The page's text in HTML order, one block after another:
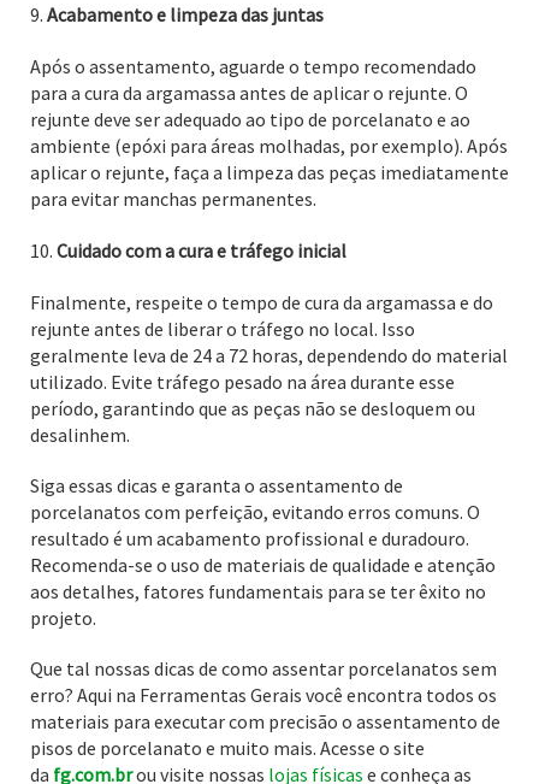
Acabamento e limpeza das juntas
Após o assentamento, aguarde o tempo recomendado
para a cura da argamassa antes de aplicar o rejunte. O
rejunte deve ser adequado ao tipo de porcelanato e ao
ambiente (epóxi para áreas molhadas, por exemplo). Após
aplicar o rejunte, faça a limpeza das peças imediatamente
para evitar manchas permanentes.
Cuidado com a cura e tráfego inicial
Finalmente, respeite o tempo de cura da argamassa e do
rejunte antes de liberar o tráfego no local. Isso
geralmente leva de 24 a 72 horas, dependendo do material
utilizado. Evite tráfego pesado na área durante esse
período, garantindo que as peças não se desloquem ou
desalinhem.
Siga essas dicas e garanta o assentamento de
porcelanatos com perfeição, evitando erros comuns. O
resultado é um acabamento profissional e duradouro.
Recomenda-se o uso de materiais de qualidade e atenção
aos detalhes, fatores fundamentais para se ter êxito no
projeto.
Que tal nossas dicas de como assentar porcelanatos sem
erro? Aqui na Ferramentas Gerais você encontra todos os
materiais para executar com precisão o assentamento de
pisos de porcelanato e muito mais. Acesse o site
da fg.com.brou visite nossas lojas físicas e conheça as